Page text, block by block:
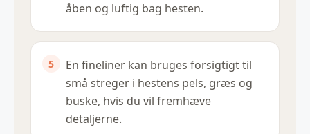
åben og luftig bag hesten.
En fineliner kan bruges forsigtigt til
små streger i hestens pels, græs og
buske, hvis du vil fremhæve
detaljerne.